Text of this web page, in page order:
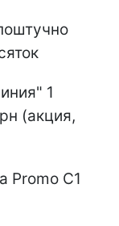
1
(акция,
Promo С1